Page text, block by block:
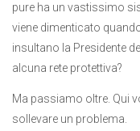
pure ha un vastissimo
viene dimenticato
insultano la Presidente
alcuna rete protettiva?
Ma passiamo oltre. Qui
sollevare un problema.